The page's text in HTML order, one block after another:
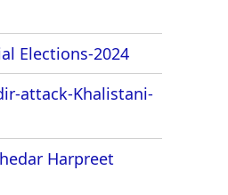
Elections-2024
attack-Khalistani-
Harpreet